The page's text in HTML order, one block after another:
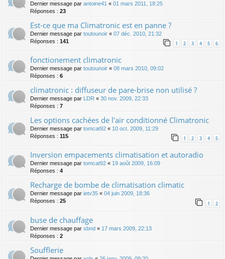
Dernier message par antoine41 « 01 mars 2011, 18:25
Réponses : 23
Est-ce que ma Climatronic est en panne ?
Dernier message par toutounoir « 07 déc. 2010, 21:32
Réponses : 141 1 2 3 4 5 6
fonctionement climatronic
Dernier message par toutounoir « 08 mars 2010, 09:02
Réponses : 6
climatronic : diffuseur de pare-brise non utilisé ?
Dernier message par LDR « 30 nov. 2009, 22:33
Réponses : 7
Les options cachées de l'air conditionné Climatronic
Dernier message par tomcat92 « 10 oct. 2009, 11:29
Réponses : 115 1 2 3 4 5
Inversion empacements climatisation et autoradio
Dernier message par tomcat92 « 19 août 2009, 16:09
Réponses : 4
Recharge de bombe de climatisation climatic
Dernier message par ietv35 « 04 juin 2009, 18:36
Réponses : 25 1 2
buse de chauffage
Dernier message par sbnd « 17 mars 2009, 22:13
Réponses : 2
Soufflerie